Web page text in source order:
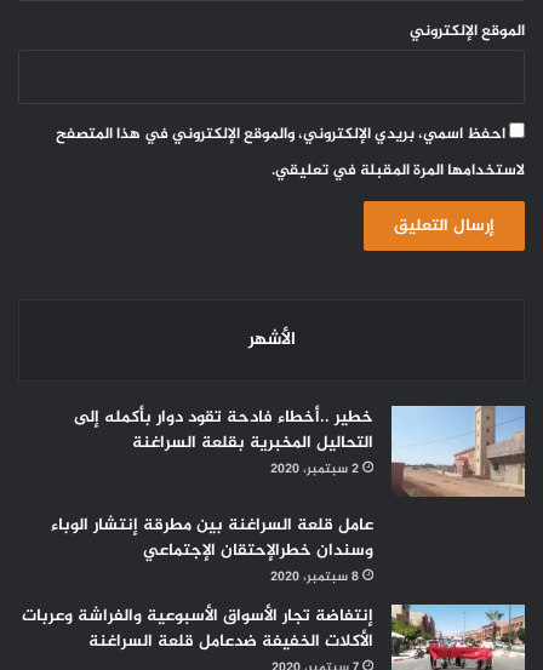
الموقع الإلكتروني
احفظ اسمي، بريدي الإلكتروني، والموقع الإلكتروني في هذا المتصفح
لاستخدامها المرة المقبلة في تعليقي.
الأشهر
خطير ..أخطاء فادحة تقود دوار بأكمله إلى
التحاليل المخبرية بقلعة السراغنة
2 سبتمبر، 2020
عامل قلعة السراغنة بين مطرقة إنتشار الوباء
وسندان خطرالإحتقان الإجتماعي
8 سبتمبر، 2020
إنتفاضة تجار الأسواق الأسبوعية والفراشة وعربات
الأكلات الخفيفة ضدعامل قلعة السراغنة